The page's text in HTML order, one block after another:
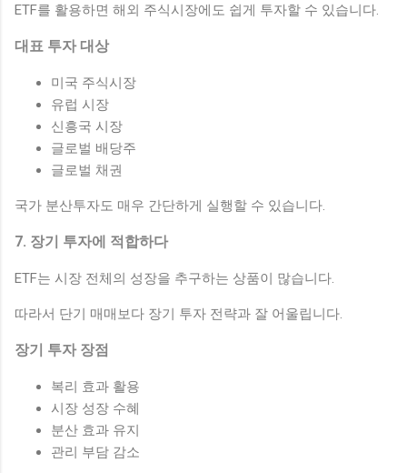
ETF를 활용하면 해외 주식시장에도 쉽게 투자할 수 있습니다.
대표 투자 대상
미국 주식시장
유럽 시장
신흥국 시장
글로벌 배당주
글로벌 채권
국가 분산투자도 매우 간단하게 실행할 수 있습니다.
7. 장기 투자에 적합하다
ETF는 시장 전체의 성장을 추구하는 상품이 많습니다.
따라서 단기 매매보다 장기 투자 전략과 잘 어울립니다.
장기 투자 장점
복리 효과 활용
시장 성장 수혜
분산 효과 유지
관리 부담 감소